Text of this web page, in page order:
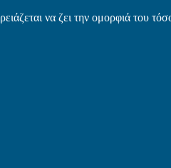
να ζει την ομορφιά του